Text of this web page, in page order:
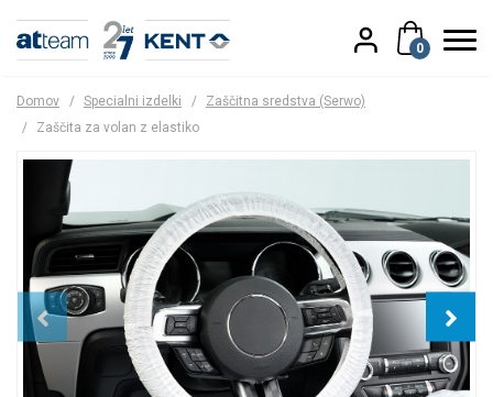
0
Domov / Specialni izdelki /
Zaščitna sredstva (Serwo)
/
Zaščita za volan z elastiko